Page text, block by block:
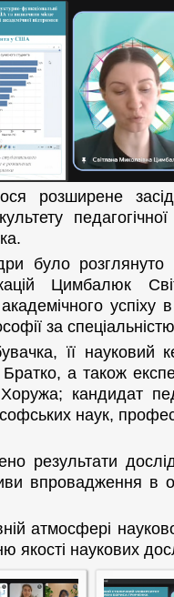
розширене
було розглянуто
Цимбалюк
за
її науковий
а також
кандидат
наук,
результати
впровадження в
атмосфері
якості наукових